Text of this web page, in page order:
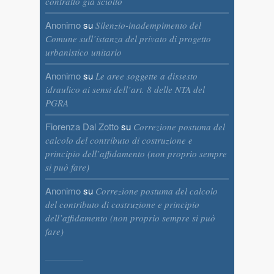
Anonimosu Silenzio-inadempimento del
Comune sull’istanza del privato di progetto
urbanistico unitario
Anonimosu Le aree soggette a dissesto
idraulico ai sensi dell’art. 8 delle NTA del
PGRA
Fiorenza Dal Zottosu Correzione postuma del
calcolo del contributo di costruzione e
principio dell’affidamento (non proprio sempre
si può fare)
Anonimosu Correzione postuma del calcolo
del contributo di costruzione e principio
dell’affidamento (non proprio sempre si può
fare)